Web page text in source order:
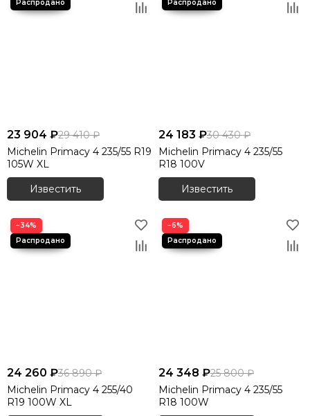
23 904 ₽29 410 ₽
Michelin Primacy 4 235/55 R19
105W XL
Известить
24 183 ₽30 430 ₽
Michelin Primacy 4 235/55
R18 100V
Известить
−34%
24 260 ₽36 890 ₽
Michelin Primacy 4 255/40
R19 100W XL
−6%
24 348 ₽25 800 ₽
Michelin Primacy 4 235/55
R18 100W